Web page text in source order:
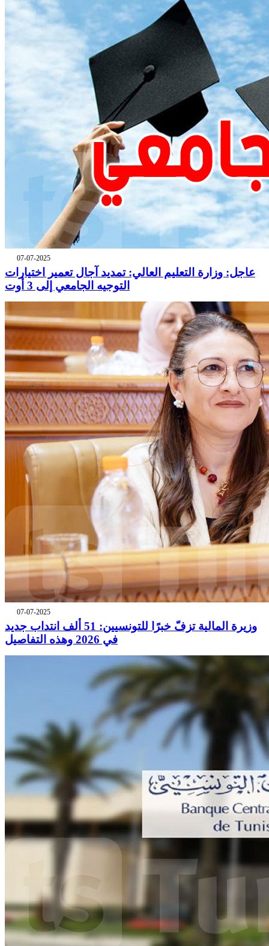
07-07-2025
عاجل: وزارة التعليم العالي: تمديد آجال تعمير اختيارات
التوجيه الجامعي إلى 3 أوت
07-07-2025
وزيرة المالية تزفّ خبرًا للتونسيين: 51 ألف انتداب جديد
في 2026 وهذه التفاصيل